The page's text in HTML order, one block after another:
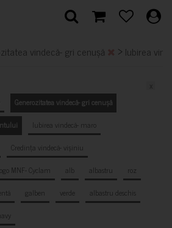
vindecă- gri cenușă > Iubirea
Generozitatea vindecă- gri cenușă
Iubirea vindecă- maro
Credința vindecă- vișiniu
MNF- Cyclam alb albastru
roz
galben verde
albastru deschis